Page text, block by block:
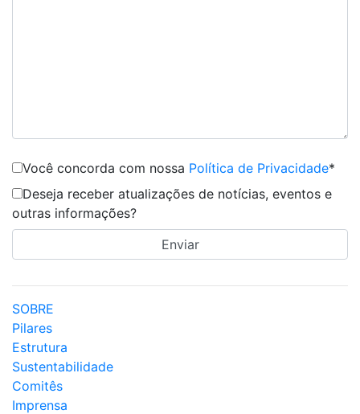
Você concorda com nossa Política de Privacidade*
Deseja receber atualizações de notícias, eventos e
outras informações?
SOBRE
Pilares
Estrutura
Sustentabilidade
Comitês
Imprensa